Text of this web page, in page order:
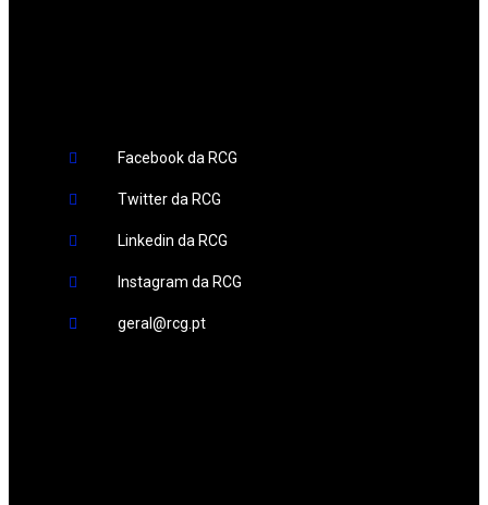
Facebook da RCG
Twitter da RCG
Linkedin da RCG
Instagram da RCG
geral@rcg.pt